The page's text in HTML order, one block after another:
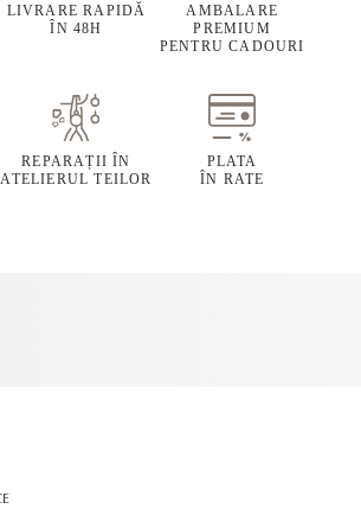
LIVRARE RAPIDĂ
ÎN 48H
AMBALARE
PREMIUM
PENTRU CADOURI
REPARAȚII ÎN
ATELIERUL TEILOR
PLATA
ÎN RATE